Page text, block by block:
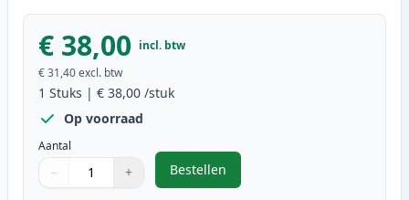
€ 38,00 incl. btw
€ 31,40excl. btw
1 Stuks | € 38,00 /stuk
Op voorraad
Aantal
Gebruik de knoppen om aan te passen
− +
1
Bestellen
,Brother DR241 Geel Drum (Ink